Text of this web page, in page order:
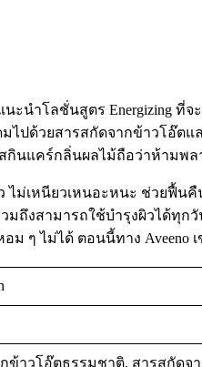
ำโลชั่นสูตร Energizing ที่จ
ไปด้วยสารสกัดจากข้าวโอ๊ต
กินแคร์กลิ่นผลไม้ถือว่าห้ามพล
ม่เหนียวเหนอะหนะ ช่วยฟื้น
ถึงสามารถใช้บำรุงผิวได้ทุ
ม ๆ ไม่ได้ ตอนนี้ทาง Aveeno
ข้าวโอ๊ตธรรมชาติ, สารสกัดจ